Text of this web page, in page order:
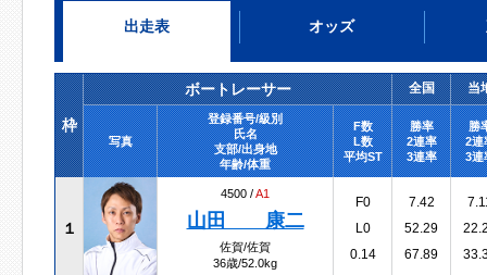
出走表 オッズ
枠
ボートレーサー 全国 当
写真
登録番号/級別
氏名
支部/出身地
年齢/体重
F数
L数
平均ST
勝率
2連率
3連率
勝
2連
3連
１
4500 /A1
山田 康二
佐賀/佐賀
36歳/52.0kg
F0
L0
0.14
7.42
52.29
67.89